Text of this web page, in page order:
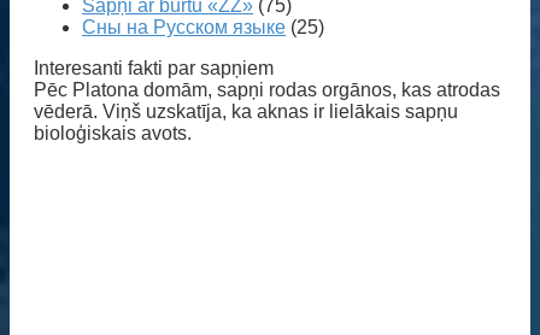
Sapņi ar burtu «ZŽ» (75)
Сны на Русском языке (25)
Interesanti fakti par sapņiem
Pēc Platona domām, sapņi rodas orgānos, kas atrodas
vēderā. Viņš uzskatīja, ka aknas ir lielākais sapņu
bioloģiskais avots.